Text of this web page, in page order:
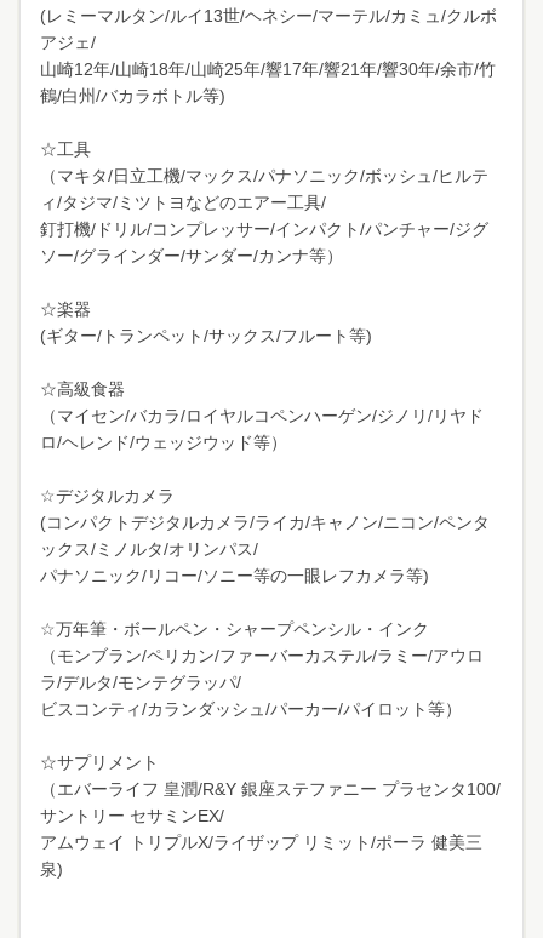
(レミーマルタン/ルイ13世/ヘネシー/マーテル/カミュ/クルボ
アジェ/
山崎12年/山崎18年/山崎25年/響17年/響21年/響30年/余市/竹
鶴/白州/バカラボトル等)
☆工具
（マキタ/日立工機/マックス/パナソニック/ボッシュ/ヒルテ
ィ/タジマ/ミツトヨなどのエアー工具/
釘打機/ドリル/コンプレッサー/インパクト/パンチャー/ジグ
ソー/グラインダー/サンダー/カンナ等）
☆楽器
(ギター/トランペット/サックス/フルート等)
☆高級食器
（マイセン/バカラ/ロイヤルコペンハーゲン/ジノリ/リヤド
ロ/ヘレンド/ウェッジウッド等）
☆デジタルカメラ
(コンパクトデジタルカメラ/ライカ/キャノン/ニコン/ペンタ
ックス/ミノルタ/オリンパス/
パナソニック/リコー/ソニー等の一眼レフカメラ等)
☆万年筆・ボールペン・シャープペンシル・インク
（モンブラン/ペリカン/ファーバーカステル/ラミー/アウロ
ラ/デルタ/モンテグラッパ/
ビスコンティ/カランダッシュ/パーカー/パイロット等）
☆サプリメント
（エバーライフ 皇潤/R&Y 銀座ステファニー プラセンタ100/
サントリー セサミンEX/
アムウェイ トリプルX/ライザップ リミット/ポーラ 健美三
泉)